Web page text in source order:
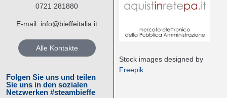
0721 281880
E-mail: info@bieffeitalia.it
Alle Kontakte
Folgen Sie uns und teilen
Sie uns in den sozialen
Netzwerken #steambieffe
Stock images designed by
Freepik